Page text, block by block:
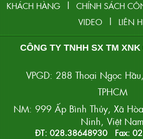
KHÁCH HÀNG | CHÍNH SÁCH
VIDEO | LIÊN
CÔNG TY TNHH SX TM
VPGD: 288 Thoại Ngọc
TPHCM
NM: 999 Ấp Bình Thủy, Xã
Ninh, Việt Nam
ĐT: 028.38648930 Fax: